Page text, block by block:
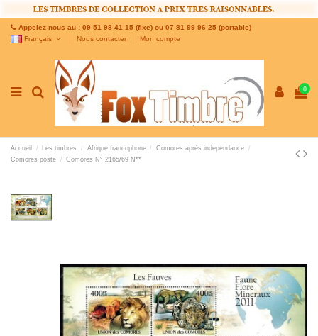
Appelez-nous au : 09 51 98 41 15 (fixe) ou 07 81 99 96 25 (portable)
Français
Nous contacter Mon compte
0
Accueil Les timbres Afrique francophone
Comores après indépendance
Comores poste
Comores N° 2165/69 N**